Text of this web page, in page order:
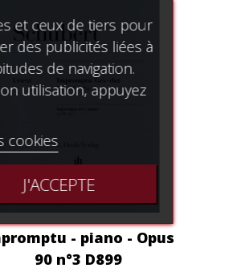
- piano - Opus
90 n°3 D899
et ceux de tiers pour
des publicités liées à
de navigation.
utilisation, appuyez
cookies
J'ACCEPTE